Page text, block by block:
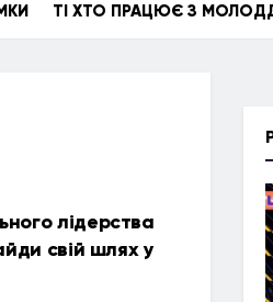
ТІ ХТО ПРАЦЮЄ З
лідерства
свій шлях у